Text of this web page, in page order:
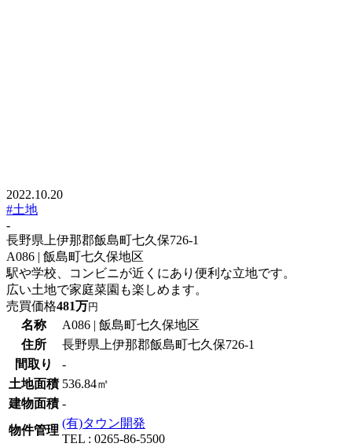
2022.10.20
#土地
-
長野県上伊那郡飯島町七久保726-1
A086 | 飯島町七久保地区
駅や学校、コンビニが近くにあり便利な立地です。
広い土地で家庭菜園も楽しめます。
売買価格481万円
名称
A086 | 飯島町七久保地区
住所
長野県上伊那郡飯島町七久保726-1
間取り
-
土地面積 536.84㎡
建物面積 -
物件管理
(有)タウン開発
TEL : 0265-86-5500